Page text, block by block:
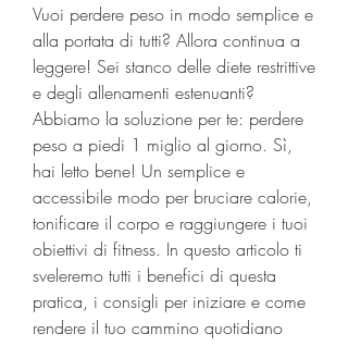
Vuoi perdere peso in modo semplice e
alla portata di tutti? Allora continua a
leggere! Sei stanco delle diete restrittive
e degli allenamenti estenuanti?
Abbiamo la soluzione per te: perdere
peso a piedi 1 miglio al giorno. Sì,
hai letto bene! Un semplice e
accessibile modo per bruciare calorie,
tonificare il corpo e raggiungere i tuoi
obiettivi di fitness. In questo articolo ti
sveleremo tutti i benefici di questa
pratica, i consigli per iniziare e come
rendere il tuo cammino quotidiano